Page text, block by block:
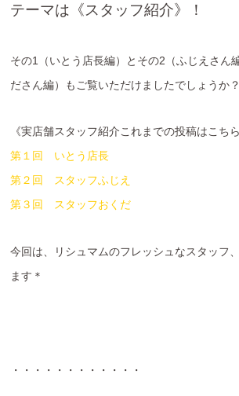
テーマは《スタッフ紹介》！
その1（いとう店長編）とその2（ふじえさん
ださん編）もご覧いただけましたでしょうか
《実店舗スタッフ紹介これまでの投稿はこち
第１回 いとう店長
第２回 スタッフふじえ
第３回 スタッフおくだ
今回は、リシュマムのフレッシュなスタッフ
ます＊
・・・・・・・・・・・・